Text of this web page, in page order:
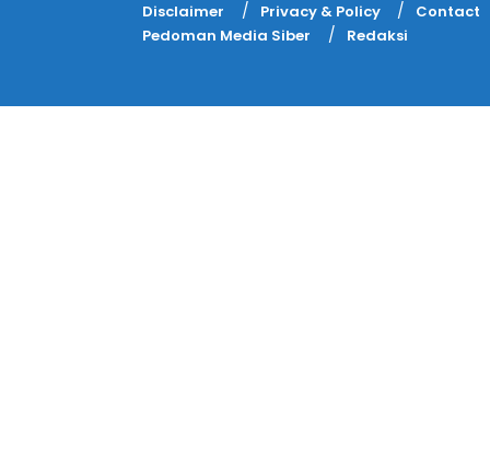
Disclaimer Privacy & Policy
Contact
Pedoman Media Siber
Redaksi